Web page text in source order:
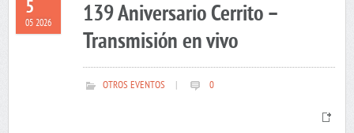
5
05 2026
139 Aniversario Cerrito –
Transmisión en vivo
OTROS EVENTOS 0